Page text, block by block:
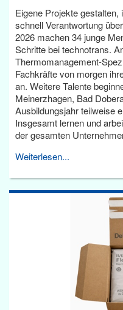
Eigene Projekte
schnell Verantwortung
2026 machen 34 junge
Schritte bei technotrans.
Thermomanagement-
Fachkräfte von morgen
an. Weitere Talente
Meinerzhagen, Bad
Ausbildungsjahr teilweise
Insgesamt lernen und
der gesamten
Weiterlesen...